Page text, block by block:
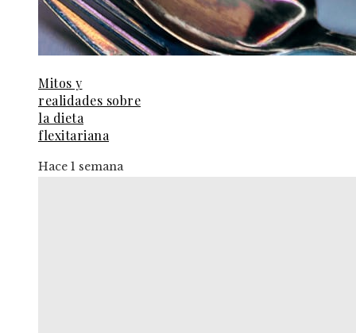
Mitos y
realidades sobre
la dieta
flexitariana
Hace 1 semana